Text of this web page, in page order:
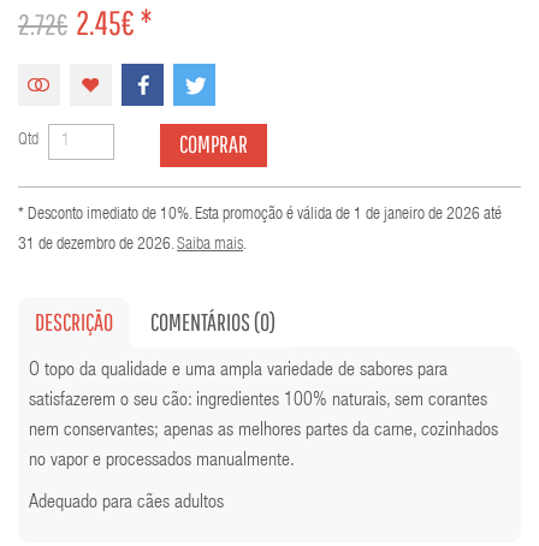
2.72€ 2.45€ *
Qtd COMPRAR
* Desconto imediato de 10%. Esta promoção é válida de 1 de janeiro de 2026 até
31 de dezembro de 2026.Saiba mais.
DESCRIÇÃO COMENTÁRIOS (0)
O topo da qualidade e uma ampla variedade de sabores para
satisfazerem o seu cão: ingredientes 100% naturais, sem corantes
nem conservantes; apenas as melhores partes da carne, cozinhados
no vapor e processados manualmente.
Adequado para cães adultos